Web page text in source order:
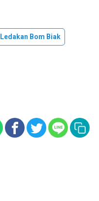
Ledakan Bom Biak